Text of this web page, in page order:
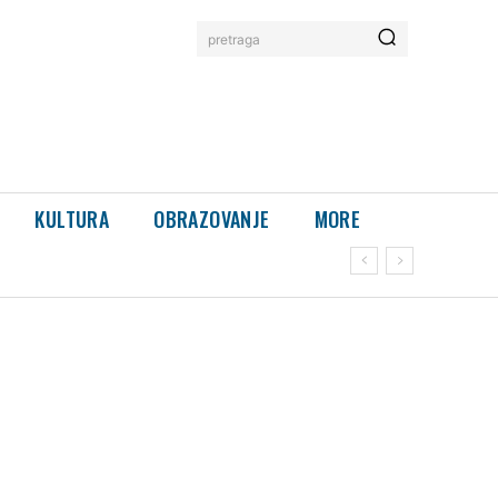
pretraga
KULTURA OBRAZOVANJE MORE